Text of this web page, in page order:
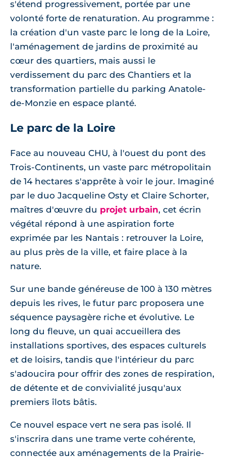
s'étend progressivement, portée par une
volonté forte de renaturation. Au programme :
la création d'un vaste parc le long de la Loire,
l'aménagement de jardins de proximité au
cœur des quartiers, mais aussi le
verdissement du parc des Chantiers et la
transformation partielle du parking Anatole-
de-Monzie en espace planté.
Le parc de la Loire
Face au nouveau CHU, à l'ouest du pont des
Trois-Continents, un vaste parc métropolitain
de 14 hectares s'apprête à voir le jour. Imaginé
par le duo Jacqueline Osty et Claire Schorter,
maîtres d'œuvre du projet urbain, cet écrin
végétal répond à une aspiration forte
exprimée par les Nantais : retrouver la Loire,
au plus près de la ville, et faire place à la
nature.
Sur une bande généreuse de 100 à 130 mètres
depuis les rives, le futur parc proposera une
séquence paysagère riche et évolutive. Le
long du fleuve, un quai accueillera des
installations sportives, des espaces culturels
et de loisirs, tandis que l'intérieur du parc
s'adoucira pour offrir des zones de respiration,
de détente et de convivialité jusqu'aux
premiers îlots bâtis.
Ce nouvel espace vert ne sera pas isolé. Il
s'inscrira dans une trame verte cohérente,
connectée aux aménagements de la Prairie-